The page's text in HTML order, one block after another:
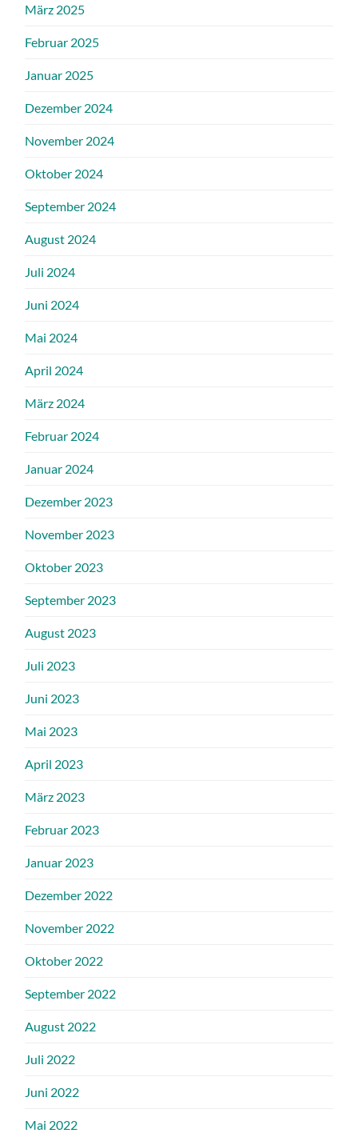
März 2025
Februar 2025
Januar 2025
Dezember 2024
November 2024
Oktober 2024
September 2024
August 2024
Juli 2024
Juni 2024
Mai 2024
April 2024
März 2024
Februar 2024
Januar 2024
Dezember 2023
November 2023
Oktober 2023
September 2023
August 2023
Juli 2023
Juni 2023
Mai 2023
April 2023
März 2023
Februar 2023
Januar 2023
Dezember 2022
November 2022
Oktober 2022
September 2022
August 2022
Juli 2022
Juni 2022
Mai 2022